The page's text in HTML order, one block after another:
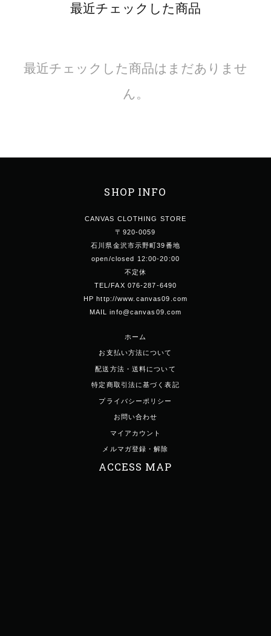
最近チェックした商品
最近チェックした商品はまだありませ
ん。
SHOP INFO
CANVAS CLOTHING STORE
〒920-0059
石川県金沢市示野町39番地
open/closed 12:00-20:00
不定休
TEL/FAX 076-287-6490
HP http://www.canvas09.com
MAIL info@canvas09.com
ホーム
お支払い方法について
配送方法・送料について
特定商取引法に基づく表記
プライバシーポリシー
お問い合わせ
マイアカウント
メルマガ登録・解除
ACCESS MAP